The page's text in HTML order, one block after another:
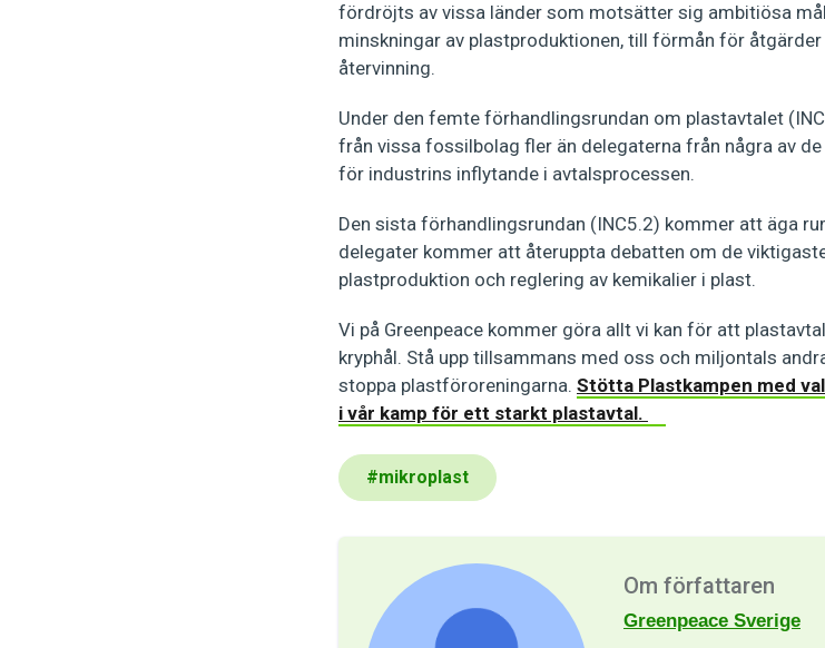
fördröjts av vissa länder som motsätter sig ambitiösa
minskningar av plastproduktionen, till förmån för
återvinning.
Under den femte förhandlingsrundan om plastavtalet
från vissa fossilbolag fler än delegaterna från några av
för industrins inflytande i avtalsprocessen.
Den sista förhandlingsrundan (INC5.2) kommer att äga
delegater kommer att återuppta debatten om de
plastproduktion och reglering av kemikalier i plast.
Vi på Greenpeace kommer göra allt vi kan för att
kryphål. Stå upp tillsammans med oss och miljontals
stoppa plastföroreningarna. Stötta Plastkampen med
i vår kamp för ett starkt plastavtal.
#mikroplast
Om författaren
Greenpeace Sverige